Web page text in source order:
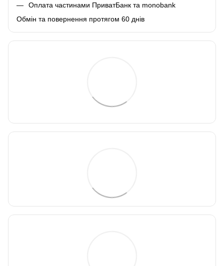
Оплата частинами ПриватБанк та monobank
Обмін та повернення протягом 60 днів